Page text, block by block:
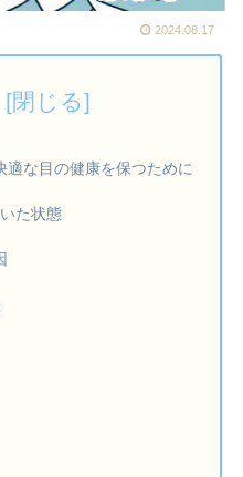
2024.08.17
適な目の健康を保つために
た状態